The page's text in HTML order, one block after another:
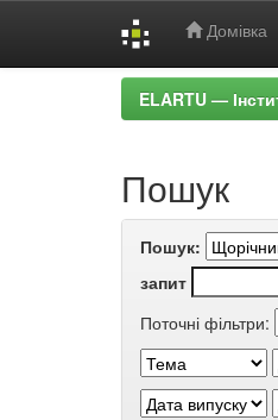
Домівка
ELARTU —
Пошук
Пошук:
запит
Поточні фільтри: